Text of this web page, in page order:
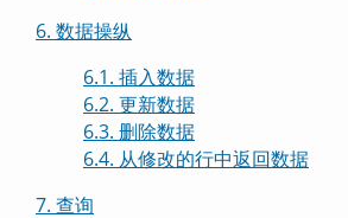
6. 数据操纵
6.1. 插入数据
6.2. 更新数据
6.3. 删除数据
6.4. 从修改的行中返回数据
7. 查询